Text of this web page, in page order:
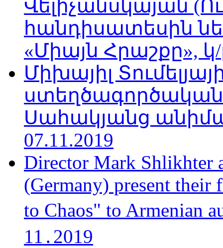
Վելիչանսկայան
հանդիսատեսին
«Միայն Հրաշքը», կ/
Միխայիլ
Սահակյանց
07.11.2019
Director Mark Shlikhter
(Germany) present
to Chaos" to Armenian
11․2019